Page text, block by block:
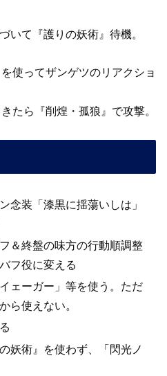
いて『護りの妖術』待機。
使ってザンゲツのリアクショ
たら『削煌・孤狼』で攻撃。
念装「漆黒に揺蕩いしは」
＆終盤の味方の行動順調整
フ役に変える
ェーガー」等を使う。ただ
ら使えない。
妖術』を使わず、「閃光ノ